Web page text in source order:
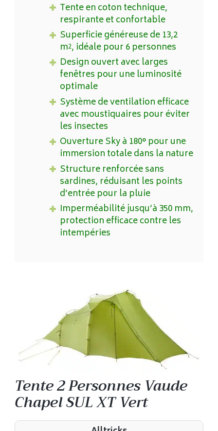
Tente en coton technique,
respirante et confortable
Superficie généreuse de 13,2
m², idéale pour 6 personnes
Design ouvert avec larges
fenêtres pour une luminosité
optimale
Système de ventilation efficace
avec moustiquaires pour éviter
les insectes
Ouverture Sky à 180° pour une
immersion totale dans la nature
Structure renforcée sans
sardines, réduisant les points
d’entrée pour la pluie
Imperméabilité jusqu’à 350 mm,
protection efficace contre les
intempéries
Tente 2 Personnes Vaude
Chapel SUL XT Vert